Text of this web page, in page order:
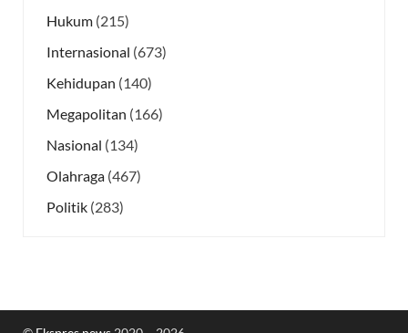
Hukum (215)
Internasional (673)
Kehidupan (140)
Megapolitan (166)
Nasional (134)
Olahraga (467)
Politik (283)